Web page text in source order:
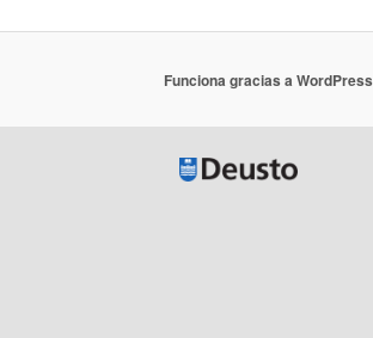
Funciona gracias a WordPress